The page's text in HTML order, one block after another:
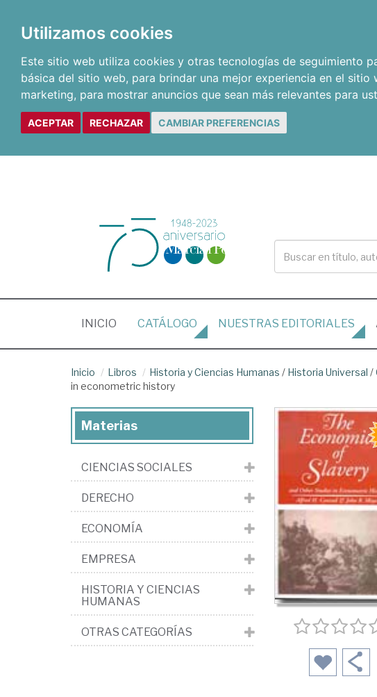
Utilizamos cookies
Este sitio web utiliza cookies y otras tecnologías de seguimiento
básica del sitio web, para brindar una mejor experiencia en el sitio
marketing, para mostrar anuncios que sean más relevantes para
ACEPTAR RECHAZAR CAMBIAR PREFERENCIAS
INICIO (CURRENT)
CATÁLOGO NUESTRAS EDITORIALES
Inicio Libros Historia y Ciencias Humanas / Historia Universal /
in econometric history
Materias
CIENCIAS SOCIALES
DERECHO
ECONOMÍA
EMPRESA
HISTORIA Y CIENCIAS
HUMANAS
OTRAS CATEGORÍAS